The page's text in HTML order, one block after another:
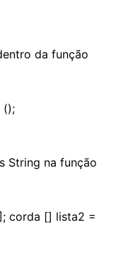
da função
();
String na função
corda [] lista2 =